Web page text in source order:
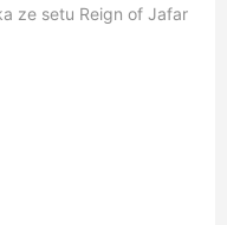
ze setu Reign of Jafar